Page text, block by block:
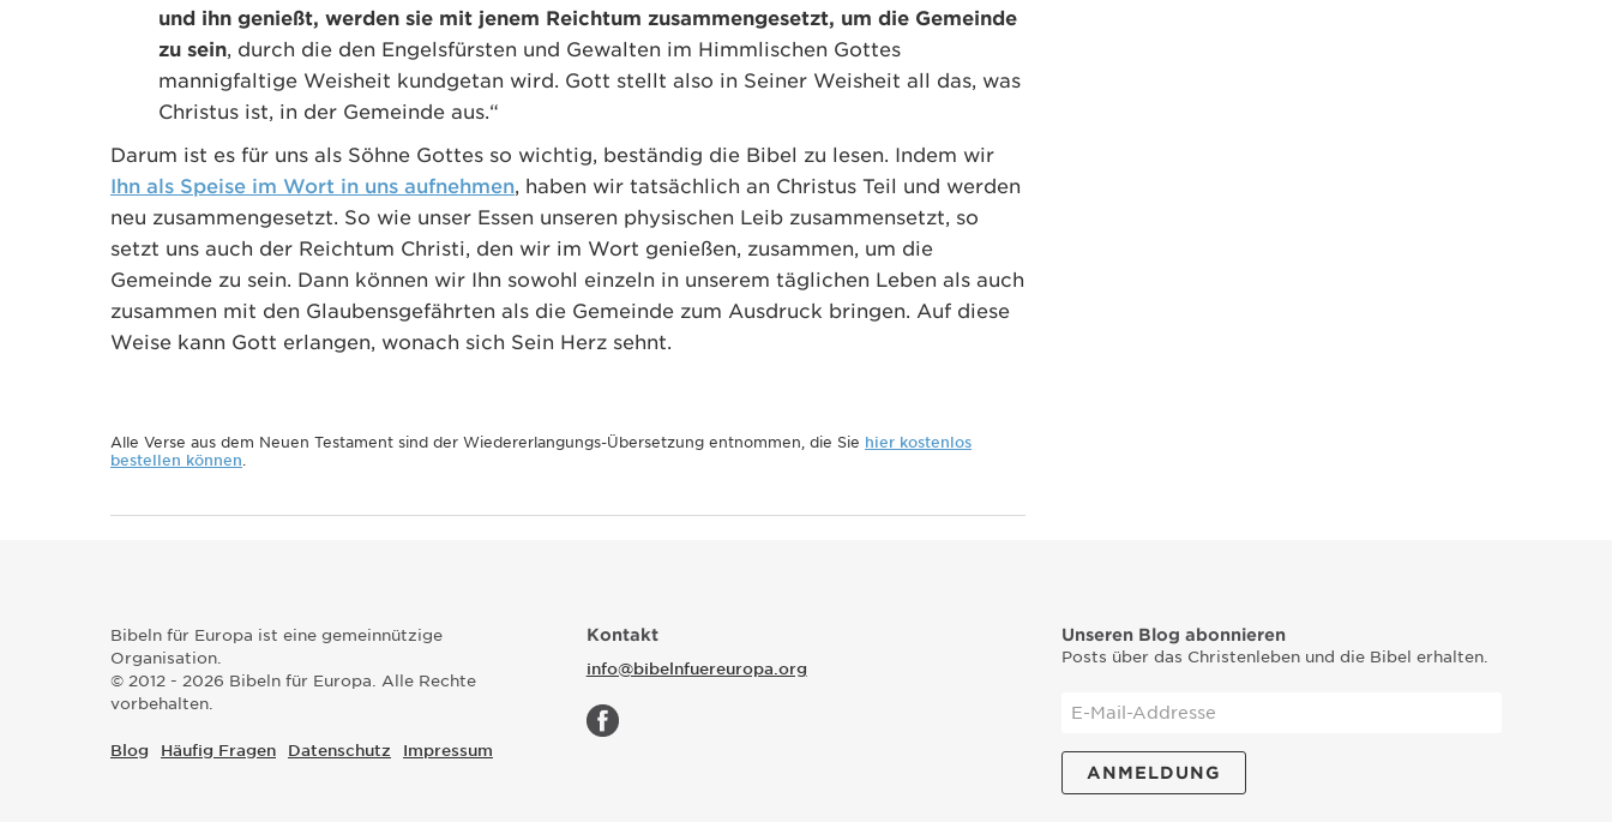
und ihn genießt, werden sie mit jenem Reichtum zusammengesetzt, um die Gemeinde
zu sein, durch die den Engelsfürsten und Gewalten im Himmlischen Gottes
mannigfaltige Weisheit kundgetan wird. Gott stellt also in Seiner Weisheit all das, was
Christus ist, in der Gemeinde aus.“
Darum ist es für uns als Söhne Gottes so wichtig, beständig die Bibel zu lesen. Indem wir
Ihn als Speise im Wort in uns aufnehmen, haben wir tatsächlich an Christus Teil und werden
neu zusammengesetzt. So wie unser Essen unseren physischen Leib zusammensetzt, so
setzt uns auch der Reichtum Christi, den wir im Wort genießen, zusammen, um die
Gemeinde zu sein. Dann können wir Ihn sowohl einzeln in unserem täglichen Leben als auch
zusammen mit den Glaubensgefährten als die Gemeinde zum Ausdruck bringen. Auf diese
Weise kann Gott erlangen, wonach sich Sein Herz sehnt.
Alle Verse aus dem Neuen Testament sind der Wiedererlangungs-Übersetzung entnommen, die Sie hier kostenlos
bestellen können
Bibeln für Europa ist eine gemeinnützige
Organisation.
© 2012 - 2026 Bibeln für Europa. Alle Rechte
vorbehalten.
Blog Häufig Fragen Datenschutz Impressum
Kontakt
info@bibelnfuereuropa.org
Unseren Blog abonnieren
Posts über das Christenleben und die Bibel erhalten.
ANMELDUNG